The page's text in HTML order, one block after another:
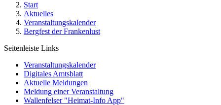
Start
Aktuelles
Veranstaltungskalender
Bergfest der Frankenlust
Seitenleiste Links
Veranstaltungskalender
Digitales Amtsblatt
Aktuelle Meldungen
Meldung einer Veranstaltung
Wallenfelser "Heimat-Info App"